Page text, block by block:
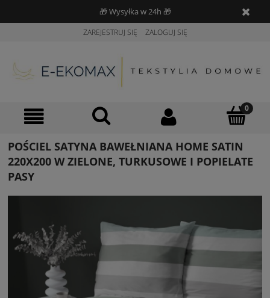
🎁 Wysyłka w 24h 🎁
ZAREJESTRUJ SIĘ ZALOGUJ SIĘ
POŚCIEL SATYNA BAWEŁNIANA HOME SATIN
220X200 W ZIELONE, TURKUSOWE I POPIELATE
PASY